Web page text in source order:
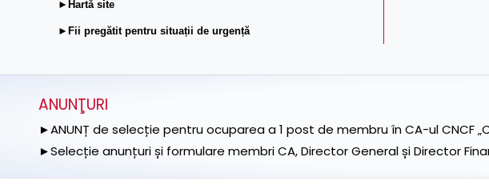
►Hartă site
►Fii pregătit pentru situații de urgență
ANUNŢURI
►ANUNȚ de selecție pentru ocuparea a 1 post de membru în CA-ul CNCF
►Selecție anunțuri și formulare membri CA, Director General și Director